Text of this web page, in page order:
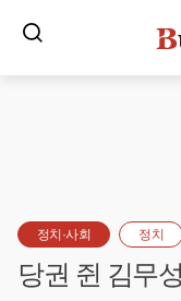
정치·사회 정치
당권 쥔 김무